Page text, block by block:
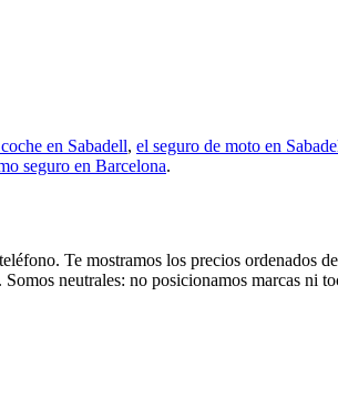
en Sabadell, el seguro de moto en
seguro en Barcelona.
Te mostramos los precios ordenados
neutrales: no posicionamos marcas ni